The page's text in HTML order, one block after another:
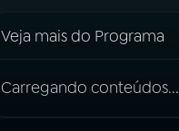
Veja mais do Programa
Carregando conteúdos...